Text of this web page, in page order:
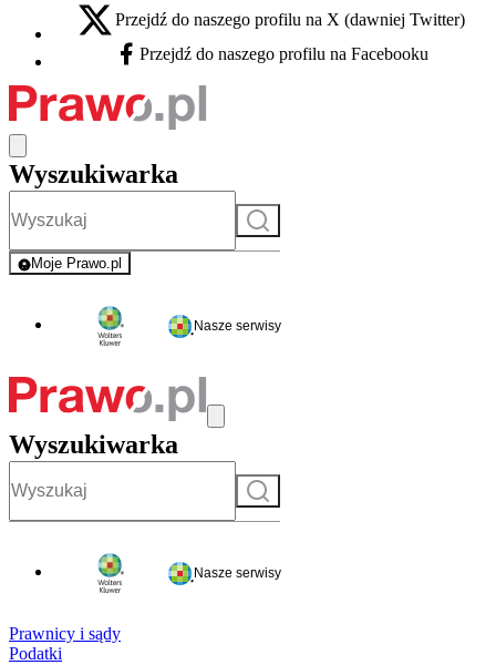
X - otwiera się w nowej karcie
Przejdź do naszego profilu na X (dawniej Twitter)
Facebook - otwiera się w nowej karcie
Przejdź do naszego profilu na Facebooku
Wyszukiwarka
Szukaj
Moje Prawo.pl
- rejestracja i logowanie do serwisu
Nasze serwisy
Wyszukiwarka
Szukaj
Nasze serwisy
Prawnicy i sądy
Podatki